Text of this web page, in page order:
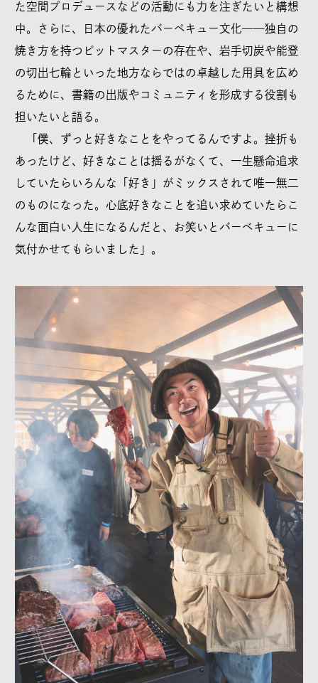
た空間プロデュースなどの活動にも力を注ぎたいと構想
中。さらに、日本の優れたバーベキュー文化——独自の
焼き方を持つピットマスターの存在や、岩手切炭や能登
の切出七輪といった地方ならではの卓越した用具を広め
るために、書籍の出版やコミュニティを形成する役割も
担いたいと語る。
「僕、ずっと好きなことをやってるんですよ。挫折も
あったけど、好きなことは揺るがなくて、一生懸命追求
していたらいろんな「好き」がミックスされて唯一無二
のものになった。心底好きなことを追い求めていたらこ
んな面白い人生になるんだと、お笑いとバーベキューに
気付かせてもらいました」。